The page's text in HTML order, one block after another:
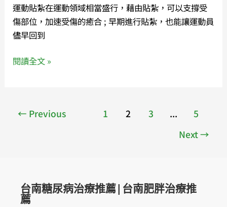
運動貼紮在運動領域相當盛行，藉由貼紮，可以支撐受
傷部位，加速受傷的癒合 ; 早期進行貼紮，也能讓運動員
儘早回到
口
訣)
閱讀全文 »
← Previous 1 2 3 ...
5
Next→
台南糖尿病治療推薦|台南肥胖治療推
薦